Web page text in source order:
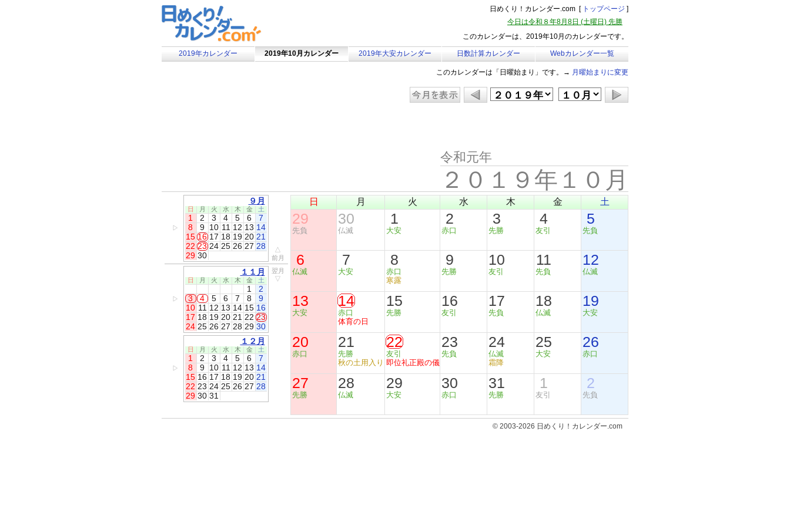
日めくり！カレンダー.com [ トップページ ]
今日は令和８年8月8日 (土曜日) 先勝
このカレンダーは、2019年10月のカレンダーです。
2019年カレンダー 2019年10月カレンダー 2019年大安カレンダー 日数計算カレンダー Webカレンダー一覧
このカレンダーは「日曜始まり」です。→ 月曜始まりに変更
令和元年
２０１９年１０月
▷
９月
日 月 火 水 木 金 土
1 2 3 4 5 6
7
8
9 10 11 12 13 14
15 16 17 18 19 20 21
22 23 24 25 26 27 28
29 30
△
前月
▷
１１月
日 月 火 水 木 金 土
1
2
3
4 5 6 7 8
9
10 11 12 13 14 15 16
17 18 19 20 21 22 23
24 25 26 27 28 29 30
翌月
▽
▷
１２月
日 月 火 水 木 金 土
1 2 3 4 5 6
7
8
9 10 11 12 13 14
15 16 17 18 19 20 21
22 23 24 25 26 27 28
29 30 31
日 月 火 水 木 金 土
29
先負
30
仏滅
1
大安
2
赤口
3
先勝
4
友引
5
先負
6
仏滅
7
大安
8
赤口
寒露
9
先勝
10
友引
11
先負
12
仏滅
13
大安
14
赤口
体育の日
15
先勝
16
友引
17
先負
18
仏滅
19
大安
20
赤口
21
先勝
秋の土用入り
22
友引
即位礼正殿の儀
23
先負
24
仏滅
霜降
25
大安
26
赤口
27
先勝
28
仏滅
29
大安
30
赤口
31
先勝
1
友引
2
先負
© 2003-2026 日めくり！カレンダー.com